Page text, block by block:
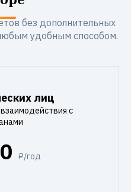
без дополнительных
удобным способом.
лиц
с
₽/год